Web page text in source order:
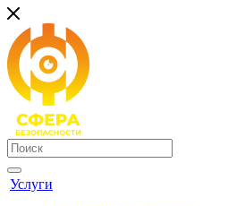
Услуги